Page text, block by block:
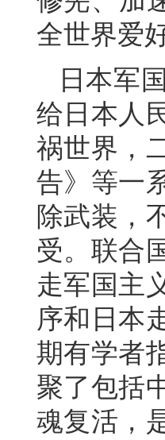
全世界爱
日本军
给日本人
祸世界，
告》等一
除武装，
受。联合
走军国主
序和日本
期有学者
聚了包括
魂复活，